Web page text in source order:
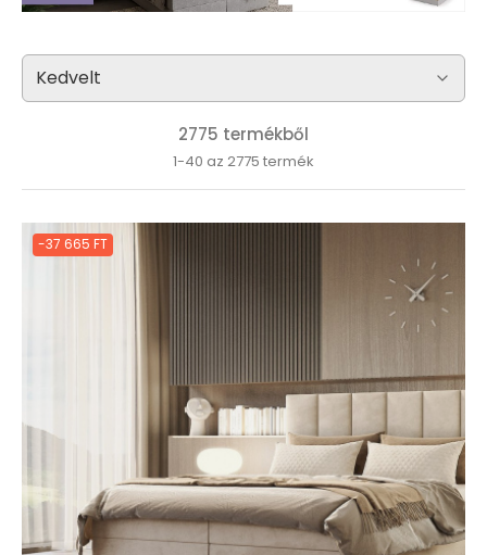
2775 termékből
1-40 az 2775 termék
-37 665 FT